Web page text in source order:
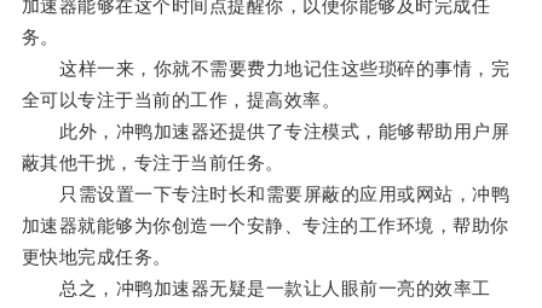
加速器能够在这个时间点提醒你，以便你能够及时完成任
务。
这样一来，你就不需要费力地记住这些琐碎的事情，完
全可以专注于当前的工作，提高效率。
此外，冲鸭加速器还提供了专注模式，能够帮助用户屏
蔽其他干扰，专注于当前任务。
只需设置一下专注时长和需要屏蔽的应用或网站，冲鸭
加速器就能够为你创造一个安静、专注的工作环境，帮助你
更快地完成任务。
总之，冲鸭加速器无疑是一款让人眼前一亮的效率工